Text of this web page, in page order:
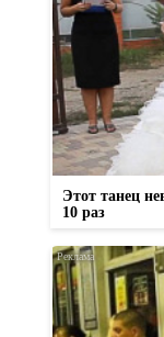
Этот танец
10 раз